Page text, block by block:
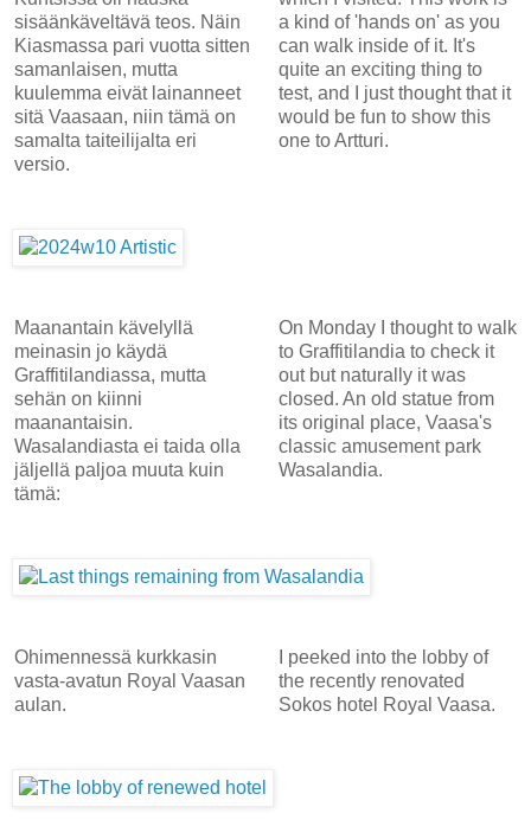
sisäänkäveltävä teos. Näin
Kiasmassa pari vuotta sitten
samanlaisen, mutta
kuulemma eivät lainanneet
sitä Vaasaan, niin tämä on
samalta taiteilijalta eri
versio.
a kind of 'hands on' as you
can walk inside of it. It's
quite an exciting thing to
test, and I just thought that it
would be fun to show this
one to Artturi.
Maanantain kävelyllä
meinasin jo käydä
Graffitilandiassa, mutta
sehän on kiinni
maanantaisin.
Wasalandiasta ei taida olla
jäljellä paljoa muuta kuin
tämä:
On Monday I thought to walk
to Graffitilandia to check it
out but naturally it was
closed. An old statue from
its original place, Vaasa's
classic amusement park
Wasalandia.
Ohimennessä kurkkasin
vasta-avatun Royal Vaasan
aulan.
I peeked into the lobby of
the recently renovated
Sokos hotel Royal Vaasa.